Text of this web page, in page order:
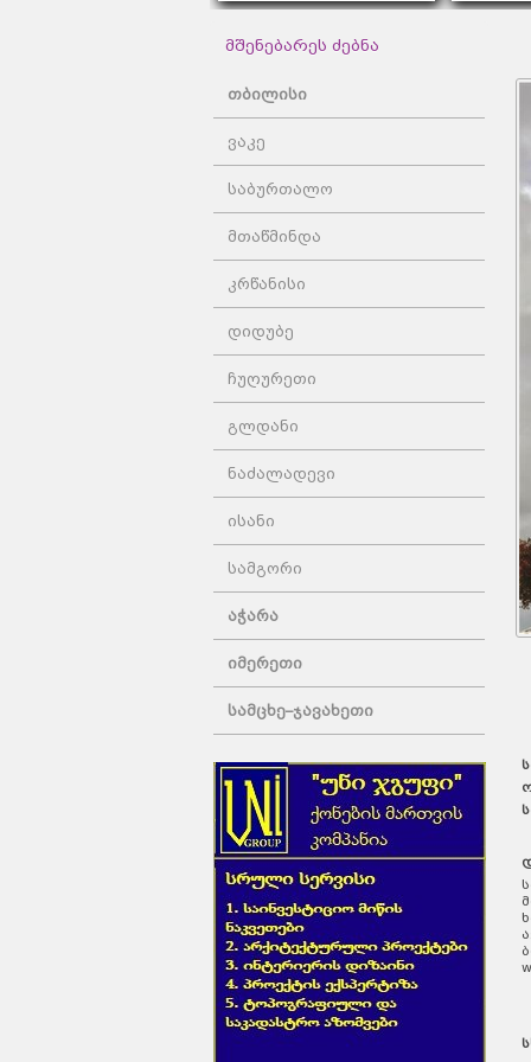
მშენებარეს ძებნა
თბილისი
ვაკე
საბურთალო
მთაწმინდა
კრწანისი
დიდუბე
ჩუღურეთი
გლდანი
ნაძალადევი
ისანი
სამგორი
აჭარა
იმერეთი
სამცხე–ჯავახეთი